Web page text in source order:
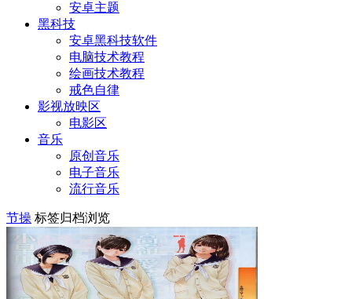
安卓主题
黑科技
安卓黑科技软件
电脑技术教程
绘画技术教程
戒色自律
影视放映区
电影区
音乐
原创音乐
电子音乐
流行音乐
节操 标签归档浏览